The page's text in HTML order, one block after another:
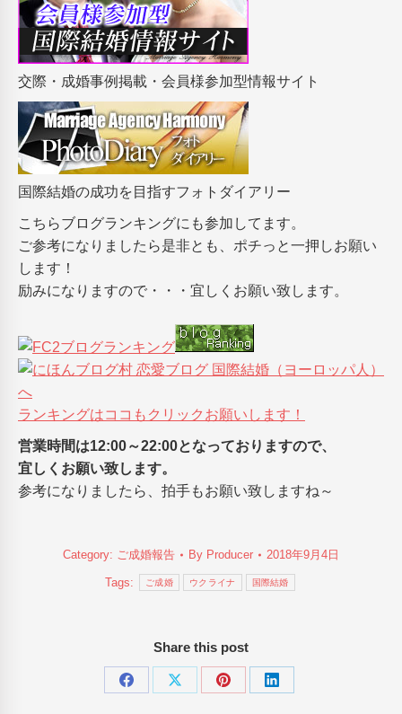
交際・成婚事例掲載・会員様参加型情報サイト
国際結婚の成功を目指すフォトダイアリー
こちらブログランキングにも参加してます。
ご参考になりましたら是非とも、ポチっと一押しお願い
します！
励みになりますので・・・宜しくお願い致します。
ランキングはココもクリックお願いします！
営業時間は12:00～22:00となっておりますので、
宜しくお願い致します。
参考になりましたら、拍手もお願い致しますね～
Category: ご成婚報告 By Producer 2018年9月4日
Tags: ご成婚 ウクライナ 国際結婚
Share this post
Share
Share
Share
Share